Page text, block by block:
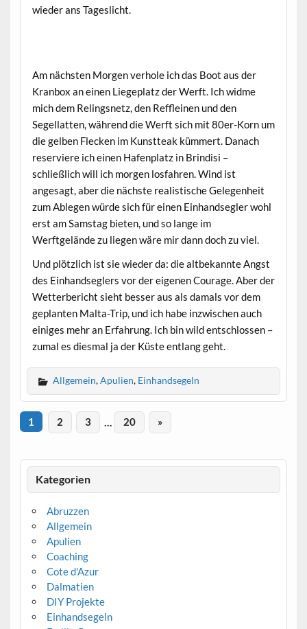
wieder ans Tageslicht.
Am nächsten Morgen verhole ich das Boot aus der
Kranbox an einen Liegeplatz der Werft. Ich widme
mich dem Relingsnetz, den Reffleinen und den
Segellatten, während die Werft sich mit 80er-Korn um
die gelben Flecken im Kunstteak kümmert. Danach
reserviere ich einen Hafenplatz in Brindisi –
schließlich will ich morgen losfahren. Wind ist
angesagt, aber die nächste realistische Gelegenheit
zum Ablegen würde sich für einen Einhandsegler wohl
erst am Samstag bieten, und so lange im
Werftgelände zu liegen wäre mir dann doch zu viel.
Und plötzlich ist sie wieder da: die altbekannte Angst
des Einhandseglers vor der eigenen Courage. Aber der
Wetterbericht sieht besser aus als damals vor dem
geplanten Malta-Trip, und ich habe inzwischen auch
einiges mehr an Erfahrung. Ich bin wild entschlossen –
zumal es diesmal ja der Küste entlang geht.
Allgemein,Apulien, Einhandsegeln
1 2 3 20 »
Kategorien
Abruzzen
Allgemein
Apulien
Coaching
Cote d'Azur
Dalmatien
DIY Projekte
Einhandsegeln